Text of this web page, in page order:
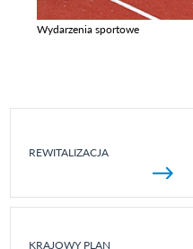
Wydarzenia sportowe
REWITALIZACJA
KRAJOWY PLAN